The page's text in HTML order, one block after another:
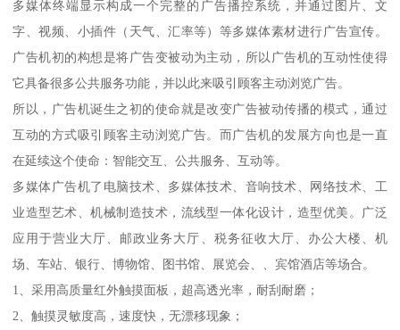
多媒体终端显示构成一个完整的广告播控系统，并通过图片、文
字、视频、小插件（天气、汇率等）等多媒体素材进行广告宣传。
广告机初的构想是将广告变被动为主动，所以广告机的互动性使得
它具备很多公共服务功能，并以此来吸引顾客主动浏览广告。
所以，广告机诞生之初的使命就是改变广告被动传播的模式，通过
互动的方式吸引顾客主动浏览广告。而广告机的发展方向也是一直
在延续这个使命：智能交互、公共服务、互动等。
多媒体广告机了电脑技术、多媒体技术、音响技术、网络技术、工
业造型艺术、机械制造技术，流线型一体化设计，造型优美。广泛
应用于营业大厅、邮政业务大厅、税务征收大厅、办公大楼、机
场、车站、银行、博物馆、图书馆、展览会、、宾馆酒店等场合。
1、采用高质量红外触摸面板，超高透光率，耐刮耐磨；
2、触摸灵敏度高，速度快，无漂移现象；